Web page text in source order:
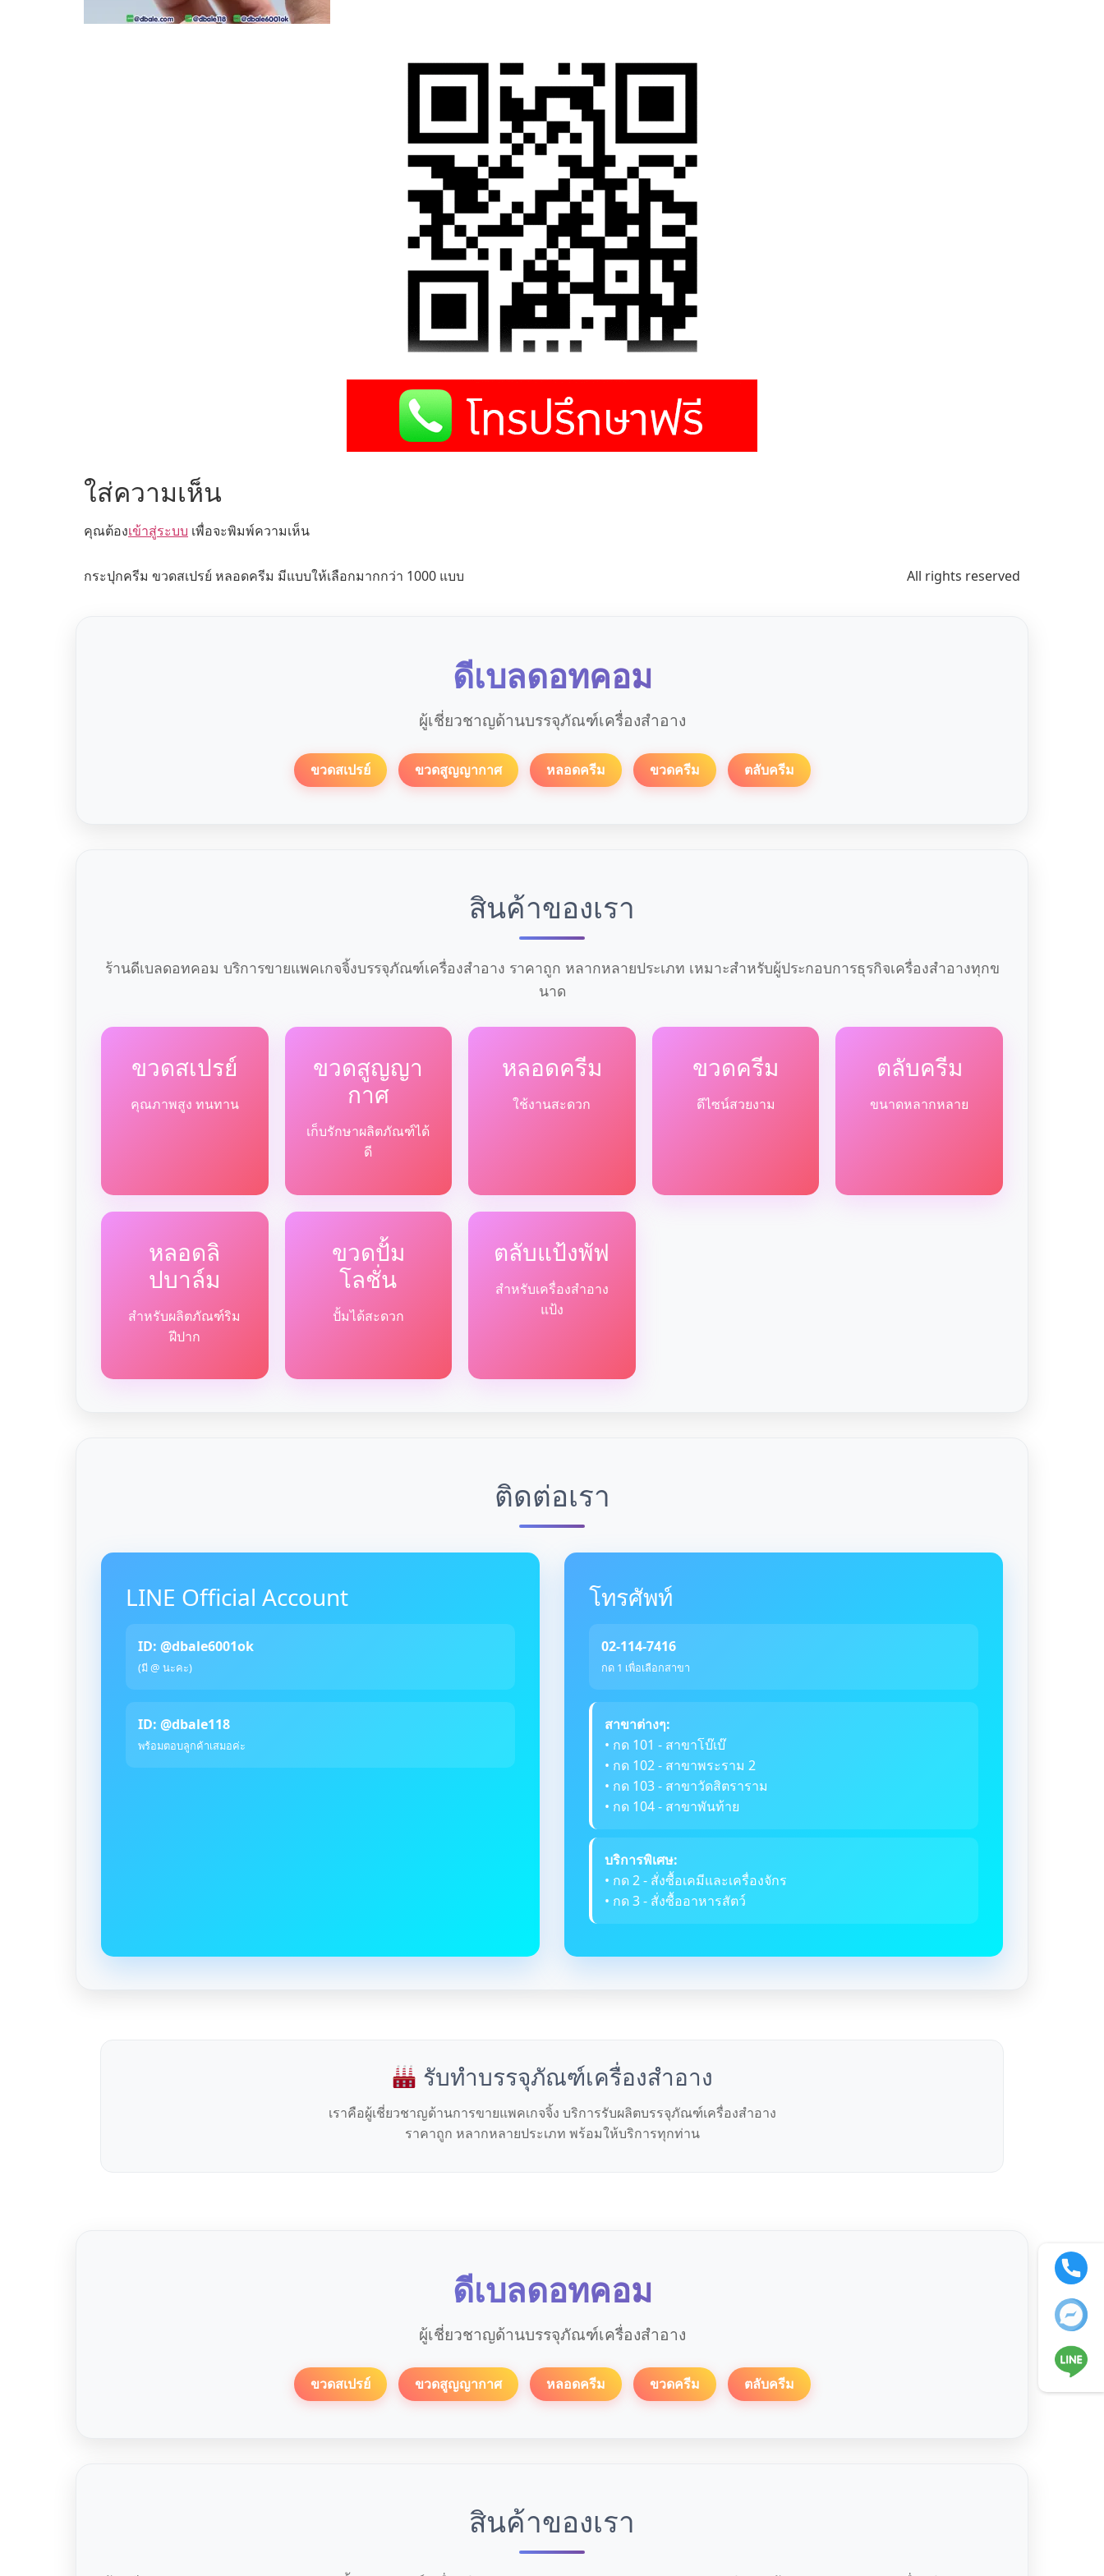
ใส่ความเห็น
คุณต้องเข้าสู่ระบบ เพื่อจะพิมพ์ความเห็น
กระปุกครีม ขวดสเปรย์ หลอดครีม มีแบบให้เลือกมากกว่า 1000 แบบ All rights reserved
ดีเบลดอทคอม
ผู้เชี่ยวชาญด้านบรรจุภัณฑ์เครื่องสำอาง
ขวดสเปรย์ ขวดสูญญากาศ หลอดครีม ขวดครีม ตลับครีม
สินค้าของเรา
ร้านดีเบลดอทคอม บริการขายแพคเกจจิ้งบรรจุภัณฑ์เครื่องสำอาง ราคาถูก หลากหลายประเภท เหมาะสำหรับผู้ประกอบการธุรกิจเครื่องสำอางทุกข
นาด
ขวดสเปรย์
คุณภาพสูง ทนทาน
ขวดสูญญา
กาศ
เก็บรักษาผลิตภัณฑ์ได้
ดี
หลอดครีม
ใช้งานสะดวก
ขวดครีม
ดีไซน์สวยงาม
ตลับครีม
ขนาดหลากหลาย
หลอดลิ
ปบาล์ม
สำหรับผลิตภัณฑ์ริม
ฝีปาก
ขวดปั้ม
โลชั่น
ปั้มได้สะดวก
ตลับแป้งพัฟ
สำหรับเครื่องสำอาง
แป้ง
ติดต่อเรา
LINE Official Account
ID: @dbale6001ok
(มี @ นะคะ)
ID: @dbale118
พร้อมตอบลูกค้าเสมอค่ะ
โทรศัพท์
02-114-7416
กด 1 เพื่อเลือกสาขา
สาขาต่างๆ:
• กด 101 - สาขาโบ๊เบ๊
• กด 102 - สาขาพระราม 2
• กด 103 - สาขาวัดสิตราราม
• กด 104 - สาขาพันท้าย
บริการพิเศษ:
• กด 2 - สั่งซื้อเคมีและเครื่องจักร
• กด 3 - สั่งซื้ออาหารสัตว์
รับทำบรรจุภัณฑ์เครื่องสำอาง
เราคือผู้เชี่ยวชาญด้านการขายแพคเกจจิ้ง บริการรับผลิตบรรจุภัณฑ์เครื่องสำอาง
ราคาถูก หลากหลายประเภท พร้อมให้บริการทุกท่าน
ดีเบลดอทคอม
ผู้เชี่ยวชาญด้านบรรจุภัณฑ์เครื่องสำอาง
ขวดสเปรย์ ขวดสูญญากาศ หลอดครีม ขวดครีม ตลับครีม
สินค้าของเรา